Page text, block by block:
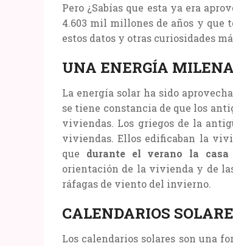
Pero ¿Sabías que esta ya era
4.603 mil millones de años y que
estos datos y otras curiosidades
UNA ENERGÍA
La energía solar ha sido
se tiene constancia de que los
viviendas. Los griegos de la
viviendas. Ellos edificaban la
que durante el verano la
orientación de la vivienda y de
ráfagas de viento del invierno.
CALENDARIOS
Los calendarios solares son una